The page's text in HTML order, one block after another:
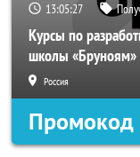
13:05:25
Курсы по
школы «Бруноям»
Россия
Промокод